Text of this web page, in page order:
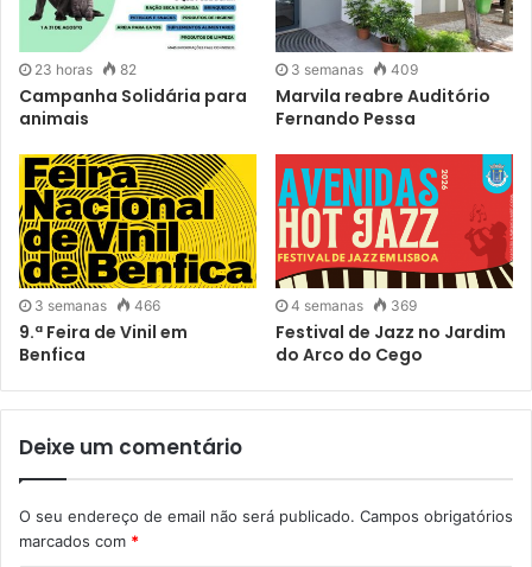
23 horas 82
Campanha Solidária para
animais
3 semanas 409
Marvila reabre Auditório
Fernando Pessa
3 semanas 466
9.ª Feira de Vinil em
Benfica
4 semanas 369
Festival de Jazz no Jardim
do Arco do Cego
Deixe um comentário
O seu endereço de email não será publicado. Campos obrigatórios
marcados com *